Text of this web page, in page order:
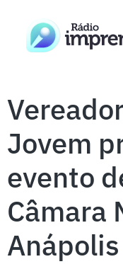
Jovem
evento
Câmara
Anápolis